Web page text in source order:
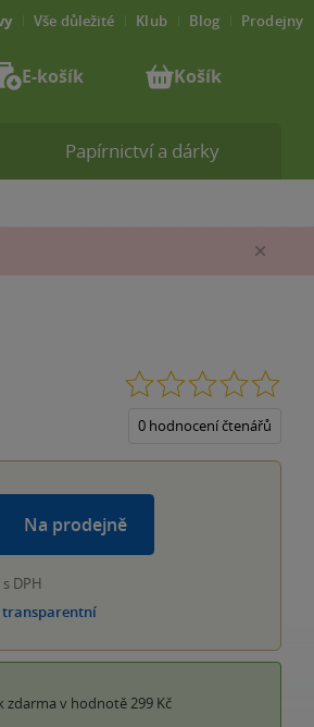
0 hodnocení čtenářů
Na prodejně
s DPH
transparentní
zdarma v hodnotě 299 Kč
Papírnictví a dárky
Vše důležité Klub Blog Prodejny
E-košík Košík